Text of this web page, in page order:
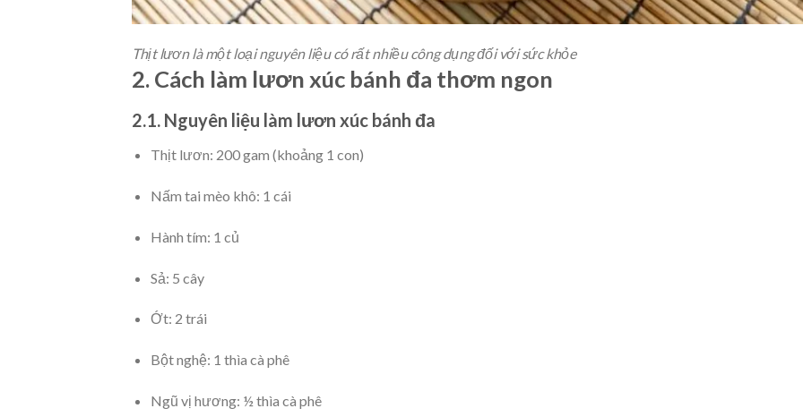
Thịt lươn là một loại nguyên liệu có rất nhiều công dụng đối với sức khỏe
2. Cách làm lươn xúc bánh đa thơm ngon
2.1. Nguyên liệu làm lươn xúc bánh đa
Thịt lươn: 200 gam (khoảng 1 con)
Nấm tai mèo khô: 1 cái
Hành tím: 1 củ
Sả: 5 cây
Ớt: 2 trái
Bột nghệ: 1 thìa cà phê
Ngũ vị hương: ½ thìa cà phê